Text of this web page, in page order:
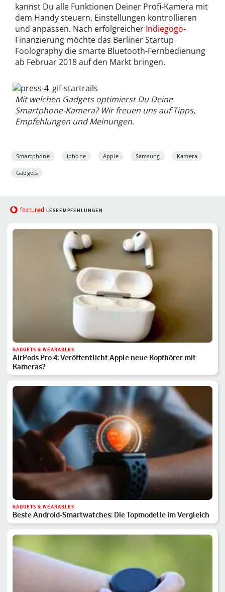
kannst Du alle Funktionen Deiner Profi-Kamera mit
dem Handy steuern, Einstellungen kontrollieren
und anpassen. Nach erfolgreicher Indiegogo-
Finanzierung möchte das Berliner Startup
Foolography die smarte Bluetooth-Fernbedienung
ab Februar 2018 auf den Markt bringen.
Mit welchen Gadgets optimierst Du Deine
Smartphone-Kamera? Wir freuen uns auf Tipps,
Empfehlungen und Meinungen.
Smartphone Iphone Apple Samsung Kamera
Gadgets
featured LESEEMPFEHLUNGEN
GADGETS & WEARABLES
AirPods Pro 4: Veröffentlicht Apple neue Kopfhörer mit
Kameras?
GADGETS & WEARABLES
Beste Android-Smartwatches: Die Topmodelle im Vergleich